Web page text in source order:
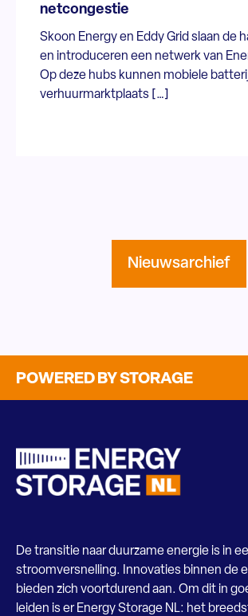
netcongestie
Skoon Energy en Eddy Grid slaan de
en introduceren een netwerk van
Op deze hubs kunnen mobiele
verhuurmarktplaats […]
Nieuwsarchief
POWERED BY STORAGE
De transitie naar duurzame energie is in
stroomversnelling. Innovaties binnen de
bieden zich voortdurend aan. Om dit in
leiden is er Energy Storage NL: het